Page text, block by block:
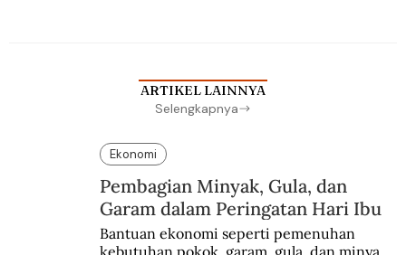
ARTIKEL LAINNYA
Selengkapnya
Ekonomi
Pembagian Minyak, Gula, dan
Garam dalam Peringatan Hari Ibu
Bantuan ekonomi seperti pemenuhan